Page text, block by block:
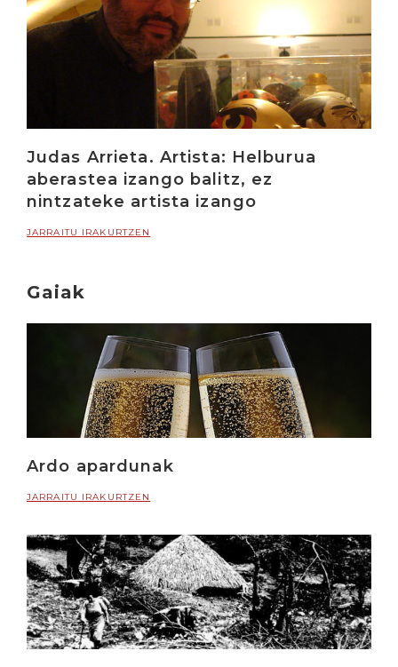
Judas Arrieta. Artista: Helburua
aberastea izango balitz, ez
nintzateke artista izango
JARRAITU IRAKURTZEN
Gaiak
Ardo apardunak
JARRAITU IRAKURTZEN